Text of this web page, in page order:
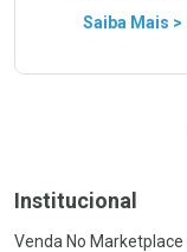
Saiba Mais >
Institucional
Venda No Marketplace